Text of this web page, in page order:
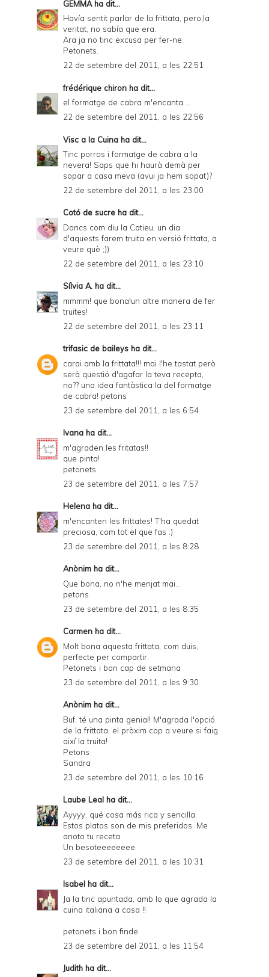
GEMMAha dit...
Havía sentit parlar de la frittata, pero,la
veritat, no sabía que era.
Ara ja no tinc excusa per fer-ne.
Petonets.
22 de setembre del 2011, a les 22:51
frédérique chiron ha dit...
el formatge de cabra m'encanta....
22 de setembre del 2011, a les 22:56
Visc a la Cuina ha dit...
Tinc porros i formatge de cabra a la
nevera! Saps que hi haurà demà per
sopar a casa meva (avui ja hem sopat)?
22 de setembre del 2011, a les 23:00
Cotó de sucre ha dit...
Doncs com diu la Catieu, un dia
d'aquests farem truita en versió frittata, a
veure què ;))
22 de setembre del 2011, a les 23:10
Sílvia A. ha dit...
mmmm! que bona!un altre manera de fer
truites!
22 de setembre del 2011, a les 23:11
trifasic de baileys ha dit...
carai amb la frittata!!! mai l'he tastat però
serà questió d'agafar la teva recepta,
no?? una idea fantàstica la del formatge
de cabra! petons
23 de setembre del 2011, a les 6:54
Ivana ha dit...
m'agraden les fritatas!!
que pinta!
petonets
23 de setembre del 2011, a les 7:57
Helena ha dit...
m'encanten les frittates! T'ha quedat
preciosa, com tot el que fas :)
23 de setembre del 2011, a les 8:28
Anònim ha dit...
Que bona, no n'he menjat mai...
petons
23 de setembre del 2011, a les 8:35
Carmen ha dit...
Molt bona aquesta frittata, com duis,
perfecte per compartir.
Petonets i bon cap de setmana
23 de setembre del 2011, a les 9:30
Anònim ha dit...
Buf, té una pinta genial! M'agrada l'opció
de la frittata, el pròxim cop a veure si faig
així la truita!
Petons
Sandra
23 de setembre del 2011, a les 10:16
Laube Leal ha dit...
Ayyyy, qué cosa más rica y sencilla.
Estos platos son de mis preferidos. Me
anoto tu receta.
Un besoteeeeeeee
23 de setembre del 2011, a les 10:31
Isabel ha dit...
Ja la tinc apuntada, amb lo que agrada la
cuina italiana a casa !!
petonets i bon finde
23 de setembre del 2011, a les 11:54
Judith ha dit...